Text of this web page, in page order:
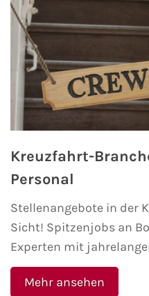
Mein Schiff
Mein Schiff
Mein Schiff Ostsee
Mittelmeer-Kreuzfahrt
Kanaren-Kreuzfahrt
Karibik-Kreuzfahrt
Ostsee-Kreuzfahrt
Kreuzfahrt-
Personal
Stellenangebote in der
Sicht! Spitzenjobs an
Experten mit
Mehr ansehen